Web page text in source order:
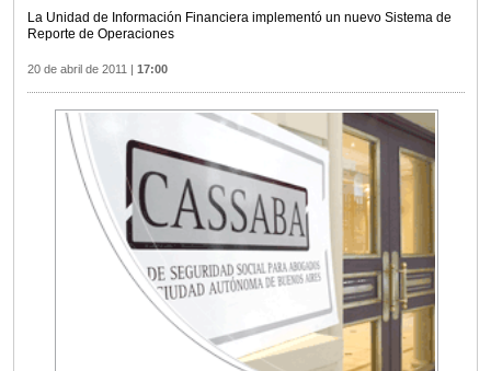
La Unidad de Información Financiera implementó un nuevo Sistema de
Reporte de Operaciones
20 de abril de 2011 17:00